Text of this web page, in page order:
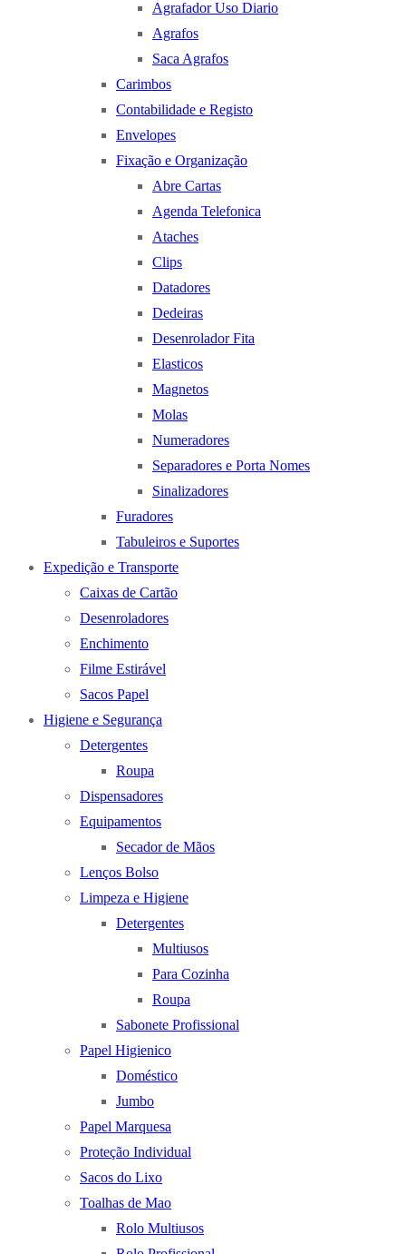
Agrafador Uso Diario
Agrafos
Saca Agrafos
Carimbos
Contabilidade e Registo
Envelopes
Fixação e Organização
Abre Cartas
Agenda Telefonica
Ataches
Clips
Datadores
Dedeiras
Desenrolador Fita
Elasticos
Magnetos
Molas
Numeradores
Separadores e Porta Nomes
Sinalizadores
Furadores
Tabuleiros e Suportes
Expedição e Transporte
Caixas de Cartão
Desenroladores
Enchimento
Filme Estirável
Sacos Papel
Higiene e Segurança
Detergentes
Roupa
Dispensadores
Equipamentos
Secador de Mãos
Lenços Bolso
Limpeza e Higiene
Detergentes
Multiusos
Para Cozinha
Roupa
Sabonete Profissional
Papel Higienico
Doméstico
Jumbo
Papel Marquesa
Proteção Individual
Sacos do Lixo
Toalhas de Mao
Rolo Multiusos